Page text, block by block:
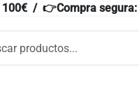
/ 👉Compra